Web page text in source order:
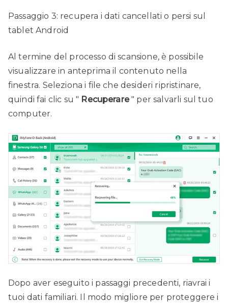
Passaggio 3: recupera i dati cancellati o persi sul
tablet Android
Al termine del processo di scansione, è possibile
visualizzare in anteprima il contenuto nella
finestra. Seleziona i file che desideri ripristinare,
quindi fai clic su " Recuperare" per salvarli sul tuo
computer.
Dopo aver eseguito i passaggi precedenti, riavrai i
tuoi dati familiari. Il modo migliore per proteggere i